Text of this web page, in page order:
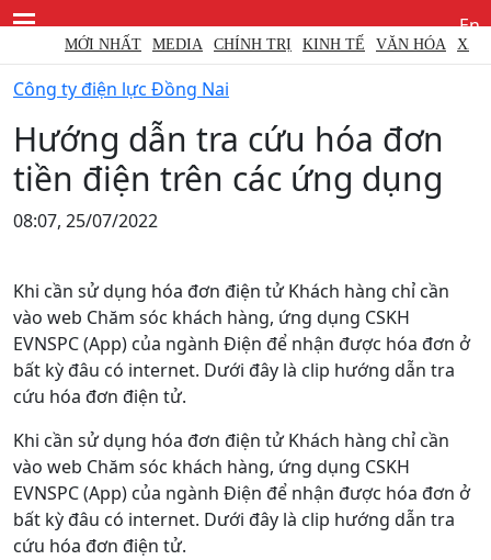
En
MỚI NHẤT MEDIA CHÍNH TRỊ KINH TẾ VĂN HÓA XÃ HỘI
Công ty điện lực Đồng Nai
Hướng dẫn tra cứu hóa đơn
tiền điện trên các ứng dụng
08:07, 25/07/2022
Khi cần sử dụng hóa đơn điện tử Khách hàng chỉ cần
vào web Chăm sóc khách hàng, ứng dụng CSKH
EVNSPC (App) của ngành Điện để nhận được hóa đơn ở
bất kỳ đâu có internet. Dưới đây là clip hướng dẫn tra
cứu hóa đơn điện tử.
Khi cần sử dụng hóa đơn điện tử Khách hàng chỉ cần
vào web Chăm sóc khách hàng, ứng dụng CSKH
EVNSPC (App) của ngành Điện để nhận được hóa đơn ở
bất kỳ đâu có internet. Dưới đây là clip hướng dẫn tra
cứu hóa đơn điện tử.